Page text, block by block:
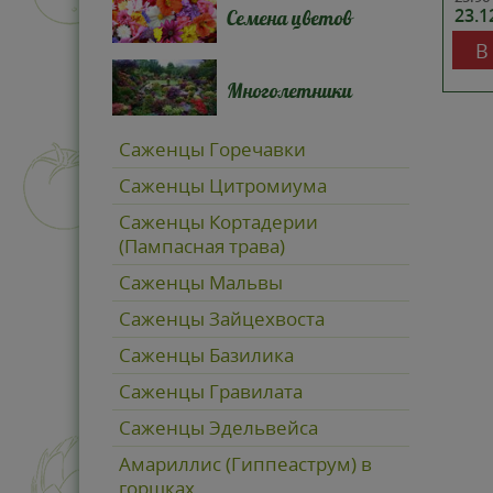
В
Семена цветов
Многолетники
Саженцы Горечавки
Саженцы Цитромиума
Саженцы Кортадерии
(Пампасная трава)
Саженцы Мальвы
Саженцы Зайцехвоста
Саженцы Базилика
Саженцы Гравилата
Саженцы Эдельвейса
Амариллис (Гиппеаструм) в